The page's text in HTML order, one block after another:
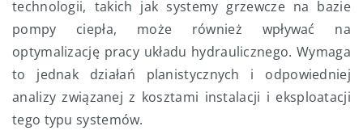
technologii, takich jak systemy grzewcze na bazie
pompy ciepła, może również wpływać na
optymalizację pracy układu hydraulicznego. Wymaga
to jednak działań planistycznych i odpowiedniej
analizy związanej z kosztami instalacji i eksploatacji
tego typu systemów.